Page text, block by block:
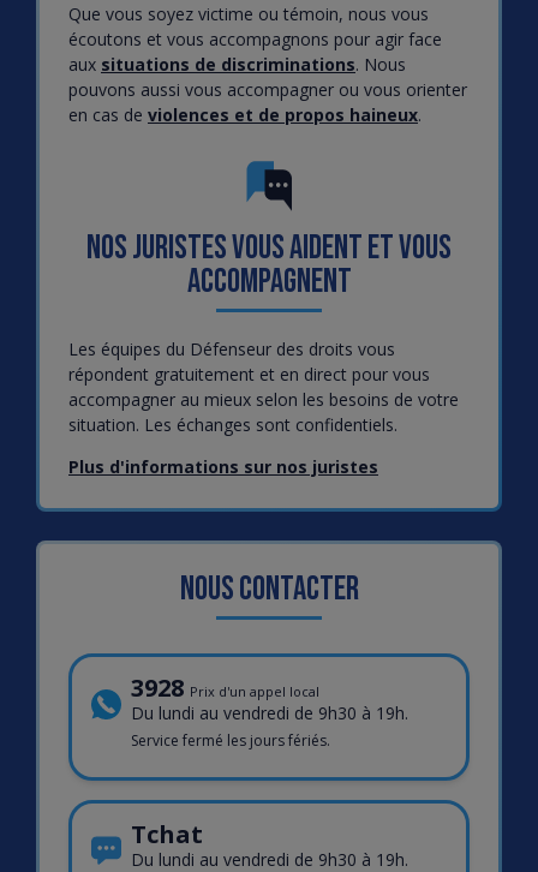
Que vous soyez victime ou témoin, nous vous
écoutons et vous accompagnons pour agir face
aux situations de discriminations. Nous
pouvons aussi vous accompagner ou vous orienter
en cas de violences et de propos haineux.
Nos juristes vous aident et vous
accompagnent
Les équipes du Défenseur des droits vous
répondent gratuitement et en direct pour vous
accompagner au mieux selon les besoins de votre
situation. Les échanges sont confidentiels.
Plus d'informations sur nos juristes
Nous contacter
Téléphone
3928 Prix d'un appel local
Du lundi au vendredi de 9h30 à 19h.
Service fermé les jours fériés.
Tchat
Du lundi au vendredi de 9h30 à 19h.